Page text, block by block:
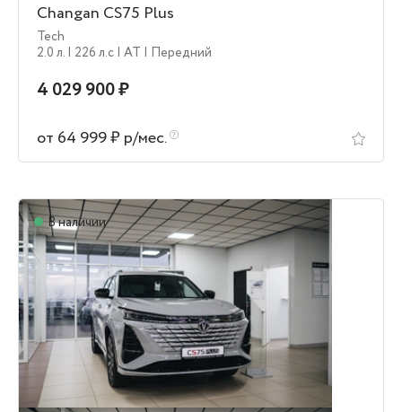
Changan CS75 Plus
Tech
2.0 л. | 226 л.c | AT | Передний
4 029 900 ₽
от 64 999 ₽ р/мес.
В наличии